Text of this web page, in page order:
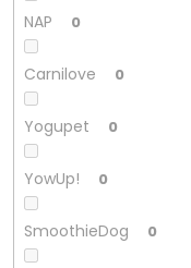
NAP 0
Carnilove 0
Yogupet 0
YowUp! 0
SmoothieDog 0